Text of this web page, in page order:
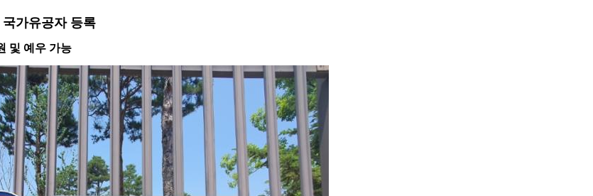
가유공자 등록
및 예우 가능